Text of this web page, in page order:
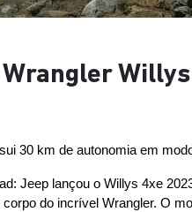
30 km de autonomia em
Jeep lançou o Willys 4xe
do incrível Wrangler. O